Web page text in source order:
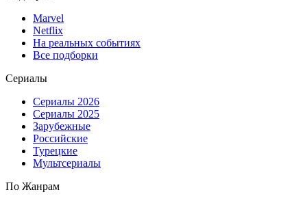
Marvel
Netflix
На реальных событиях
Все подборки
Сериалы
Сериалы 2026
Сериалы 2025
Зарубежные
Российские
Турецкие
Мультсериалы
По Жанрам